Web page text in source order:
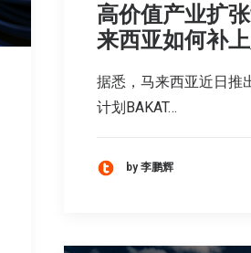
高价值产业扩
来西亚如何补
据悉，马来西亚近日推
计划BAKAT…
by 李鹏辉